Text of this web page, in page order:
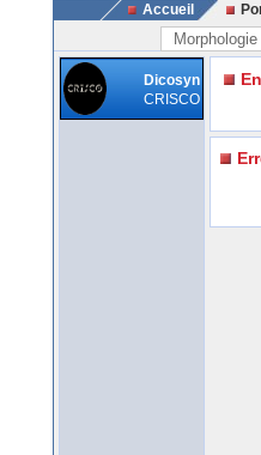
Accueil
Morphologie
Dicosyn
CRISCO